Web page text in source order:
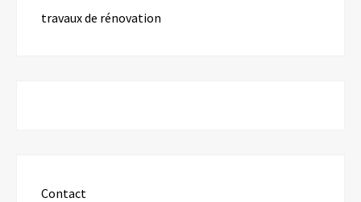
travaux de rénovation
Contact